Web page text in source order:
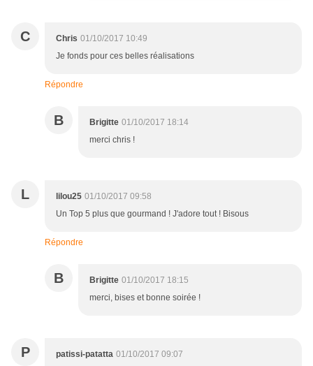
C Chris 01/10/2017 10:49
Je fonds pour ces belles réalisations
Répondre
B Brigitte 01/10/2017 18:14
merci chris !
L lilou25 01/10/2017 09:58
Un Top 5 plus que gourmand ! J'adore tout ! Bisous
Répondre
B Brigitte 01/10/2017 18:15
merci, bises et bonne soirée !
P patissi-patatta 01/10/2017 09:07